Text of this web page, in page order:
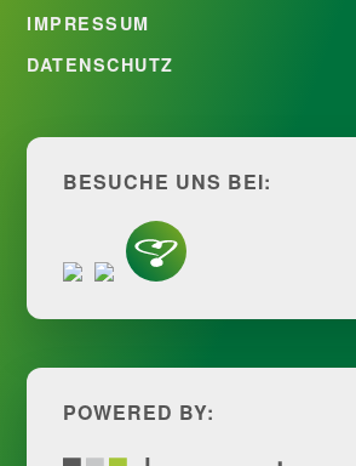
IMPRESSUM
DATENSCHUTZ
BESUCHE UNS BEI:
POWERED BY: